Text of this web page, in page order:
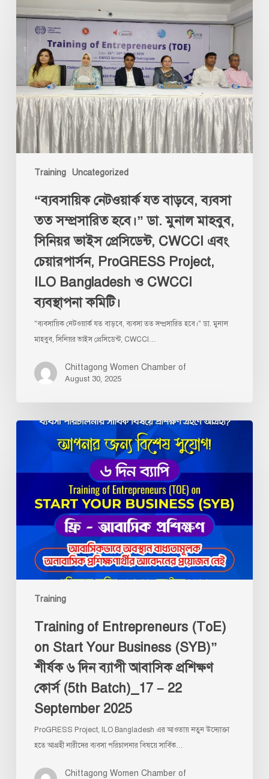
Training Uncategorized
নেটওয়ার্ক
বাড়বে,
ব্যবসা
তত
সম্প্রসারিত
হবে।”
ডা.
মুনাল
সিনিয়র
প্রেসিডেন্ট,
CWCCI
ProGRESS
Bangladesh
CWCCI
ব্যবস্থাপনা
কমিটি।
“ব্যবসায়িক নেটওয়ার্ক যত বাড়বে, ব্যবসা
তত সম্প্রসারিত হবে।” ডা. মুনাল মাহবুব,
সিনিয়র ভাইস প্রেসিডেন্ট, CWCCI এবং
চেয়ারপার্সন, ProGRESS Project,
ILO Bangladesh ও CWCCI
ব্যবস্থাপনা কমিটি।
"ব্যবসায়িক নেটওয়ার্ক যত বাড়বে, ব্যবসা তত সম্প্রসারিত হবে।" ডা. মুনাল
মাহবুব, সিনিয়র ভাইস প্রেসিডেন্ট, CWCCI…
Chittagong Women Chamber of
August 30, 2025
Training
Training
(ToE)
Start
Business
(SYB)”
আবাসিক
প্রশিক্ষণ
Batch)_17
Training of Entrepreneurs (ToE)
on Start Your Business (SYB)”
শীর্ষক ৬ দিন ব্যাপী আবাসিক প্রশিক্ষণ
কোর্স (5th Batch)_17 – 22
September 2025
ProGRESS Project, ILO Bangladesh এর আওতায় নতুন উদ্যোক্তা
হতে আগ্রহী নারীদের ব্যবসা পরিচালনার বিষয়ে সার্বিক…
Chittagong Women Chamber of